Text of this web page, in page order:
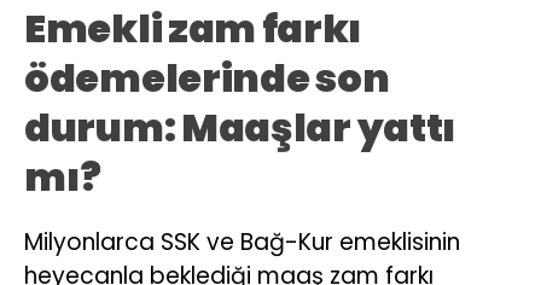
Emekli zam farkı
ödemelerinde son
durum: Maaşlar yattı
mı?
Milyonlarca SSK ve Bağ-Kur emeklisinin
heyecanla beklediği maaş zam farkı